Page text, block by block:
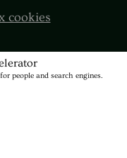
cookies
people and search engines.